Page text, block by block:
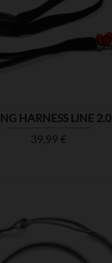
HARNESS LINE 2.0
Prix
39,99 €